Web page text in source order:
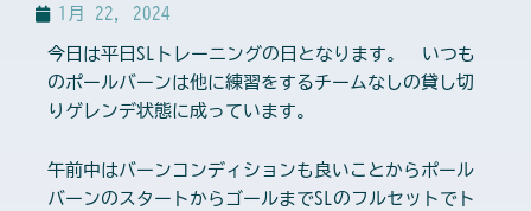
1月 22, 2024
今日は平日SLトレーニングの日となります。 いつも
のポールバーンは他に練習をするチームなしの貸し切
りゲレンデ状態に成っています。
午前中はバーンコンディションも良いことからポール
バーンのスタートからゴールまでSLのフルセットでト